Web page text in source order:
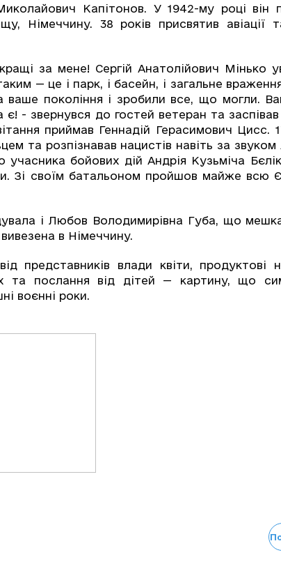
Капітонов. У 1942-му році він
Німеччину. 38 років присвятив авіації
за мене! Сергій Анатолійович Мінько
— це і парк, і басейн, і загальне
покоління і зробили все, що могли.
- звернувся до гостей ветеран та
приймав Геннадій Герасимович Цисс.
та розпізнавав нацистів навіть за звуком
бойових дій Андрія Кузьміча
Зі своїм батальоном пройшов майже всю
і Любов Володимирівна Губа, що
в Німеччину.
влади квіти, продуктові
та послання від дітей — картину, що
воєнні роки.